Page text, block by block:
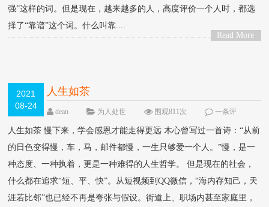
强”这样的词。但是现在，越来越多的人，高度评价一个人时，都选
择了“靠谱”这个词。什么叫靠....
Read More
2021
08-24
人生如茶
dean 为人处世 围观811次
一条评
人生如茶 慢下来，学会感恩才能走得更远 木心曾写过一首诗：“从前
的日色变得慢，车，马，邮件都慢，一生只够爱一个人。”慢，是一
种态度、一种执着，更是一种难得的人生哲学。 但是现在的社会，
什么都在追求“短、平、快”。从短视频到QQ微信，“海内存知己，天
涯若比邻”也已经不再是夸张与假设。街道上、职场内甚至家庭里，